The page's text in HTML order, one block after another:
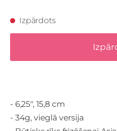
Izpārdots
- 6,25", 15,8 cm
- 34g, vieglā versija